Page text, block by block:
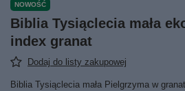
NOWOŚĆ
Biblia Tysiąclecia mała
index granat
Dodaj do listy zakupowej
Biblia Tysiąclecia mała Pielgrzyma w